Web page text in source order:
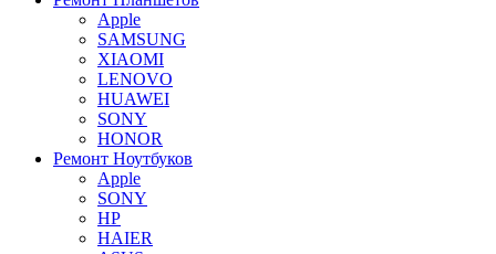
Apple
SAMSUNG
XIAOMI
LENOVO
HUAWEI
SONY
HONOR
Ремонт Ноутбуков
Apple
SONY
HP
HAIER